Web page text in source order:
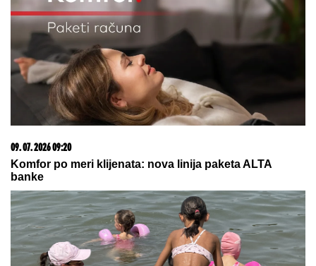
Letnje večeri u gradu više nisu rezervisane za vikend:
Zašto sve više ljudi bira večeru koja se spontano
pretvori u druženje
20. 07. 2026 08:04
REGISTRUJ SE UZ PROMO KOD CASINO Preuzmi
1500 BESPLATNIH SPINOVA